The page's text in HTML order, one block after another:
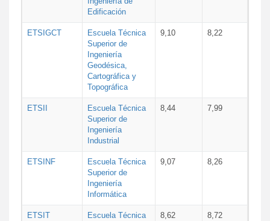
Edificación
ETSIGCT
Escuela Técnica
Superior de
Ingeniería
Geodésica,
Cartográfica y
Topográfica
9,10 8,22
ETSII
Escuela Técnica
Superior de
Ingeniería
Industrial
8,44 7,99
ETSINF
Escuela Técnica
Superior de
Ingeniería
Informática
9,07 8,26
ETSIT
Escuela Técnica
8,62 8,72